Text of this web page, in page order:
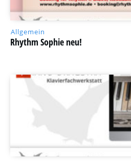
Allgemein
Rhythm Sophie neu!